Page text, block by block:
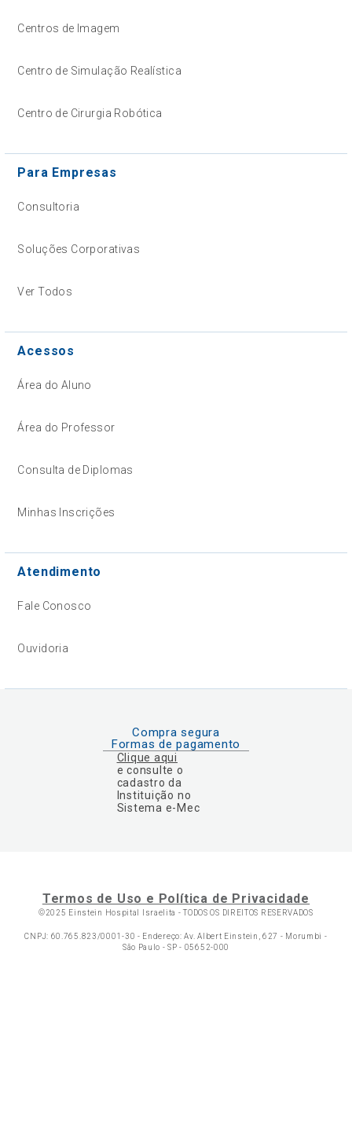
Centros de Imagem
Centro de Simulação Realística
Centro de Cirurgia Robótica
Para Empresas
Consultoria
Soluções Corporativas
Ver Todos
Acessos
Área do Aluno
Área do Professor
Consulta de Diplomas
Minhas Inscrições
Atendimento
Fale Conosco
Ouvidoria
Compra segura
Formas de pagamento
Clique aqui
e consulte o
cadastro da
Instituição no
Sistema e-Mec
Termos de Uso e Política de Privacidade
©2025 Einstein Hospital Israelita -TODOS OS DIREITOS RESERVADOS
CNPJ: 60.765.823/0001-30 - Endereço: Av. Albert Einstein, 627 - Morumbi -
São Paulo - SP - 05652-000